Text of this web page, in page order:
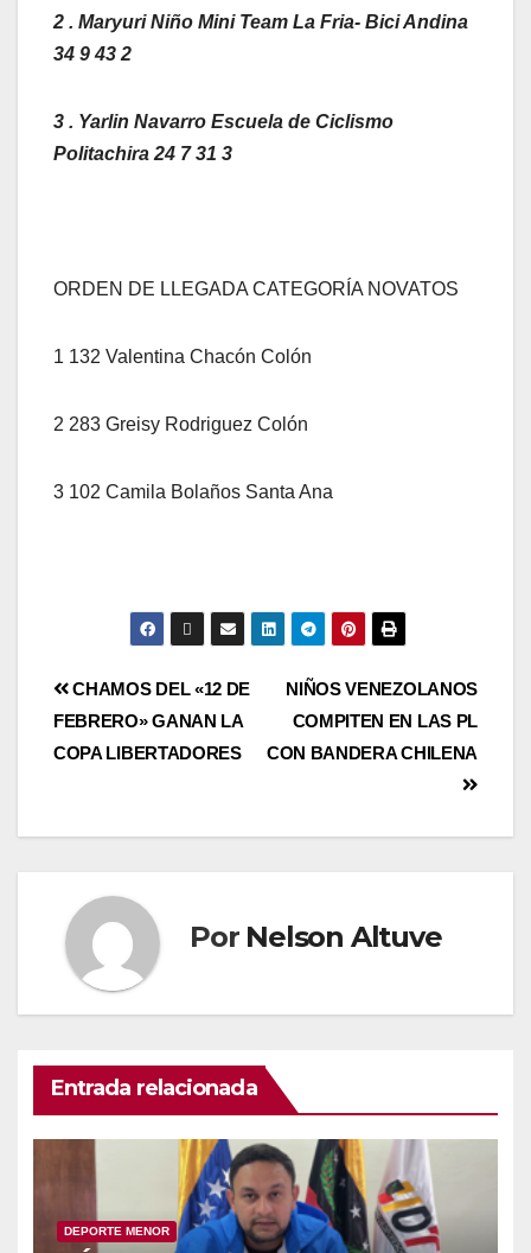
2 . Maryuri Niño Mini Team La Fria- Bici Andina
34 9 43 2
3 . Yarlin Navarro Escuela de Ciclismo
Politachira 24 7 31 3
ORDEN DE LLEGADA CATEGORÍA NOVATOS
1 132 Valentina Chacón Colón
2 283 Greisy Rodriguez Colón
3 102 Camila Bolaños Santa Ana
NIÑOS VENEZOLANOS
COMPITEN EN LAS PL
CON BANDERA CHILENA
CHAMOS DEL «12 DE
FEBRERO» GANAN LA
COPA LIBERTADORES
Por Nelson Altuve
Entrada relacionada
DEPORTE MENOR